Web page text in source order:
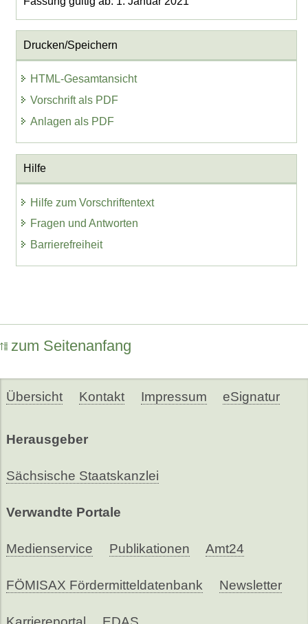
Drucken/Speichern
HTML-Gesamtansicht
Vorschrift als PDF
Anlagen als PDF
Hilfe
Hilfe zum Vorschriftentext
Fragen und Antworten
Barrierefreiheit
zum Seitenanfang
Übersicht Kontakt Impressum eSignatur
Herausgeber
Sächsische Staatskanzlei
Verwandte Portale
Medienservice Publikationen Amt24
FÖMISAX Fördermitteldatenbank Newsletter